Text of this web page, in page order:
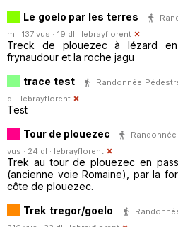
Le goelo par les terres
m · 137 vus · 19 dl · lebrayflorent
Treck de plouezec à lézard
frynaudour et la roche jagu
trace test
Randonnée
dl · lebrayflorent
Test
Tour de plouezec
Randonnée
vus · 24 dl · lebrayflorent
Trek au tour de plouezec en
(ancienne voie Romaine), par la
côte de plouezec.
Trek tregor/goelo